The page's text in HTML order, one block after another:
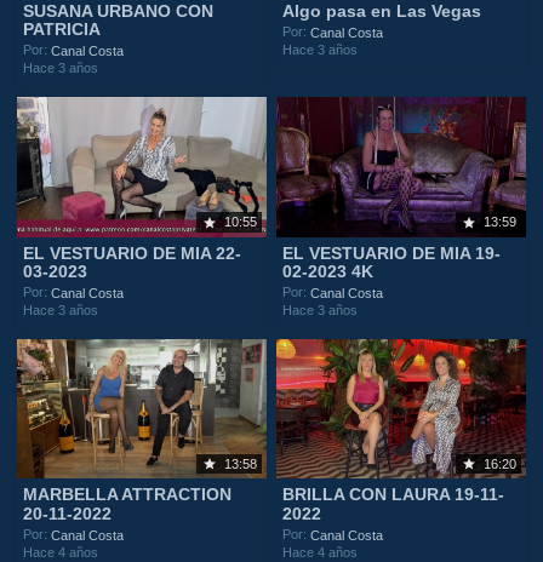
SUSANA URBANO CON
PATRICIA
Por:Canal Costa
Hace 3 años
Algo pasa en Las Vegas
Por:Canal Costa
Hace 3 años
10:55
EL VESTUARIO DE MIA 22-
03-2023
Por:Canal Costa
Hace 3 años
13:59
EL VESTUARIO DE MIA 19-
02-2023 4K
Por:Canal Costa
Hace 3 años
13:58
MARBELLA ATTRACTION
20-11-2022
Por:Canal Costa
Hace 4 años
16:20
BRILLA CON LAURA 19-11-
2022
Por:Canal Costa
Hace 4 años